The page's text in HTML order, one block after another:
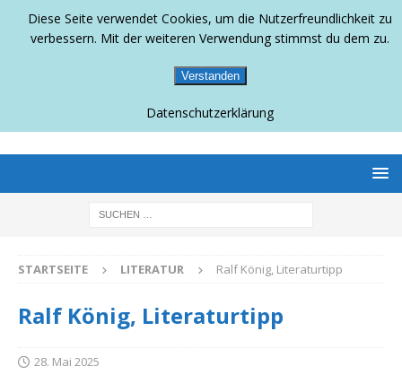
BERLINS SCHWULLESBISCHES MAGAZIN
STARTSEITE LITERATUR Ralf König, Literaturtipp
Ralf König, Literaturtipp
28. Mai 2025
Diese Seite verwendet Cookies, um die Nutzerfreundlichkeit zu
verbessern. Mit der weiteren Verwendung stimmst du dem zu.
Verstanden
Datenschutzerklärung